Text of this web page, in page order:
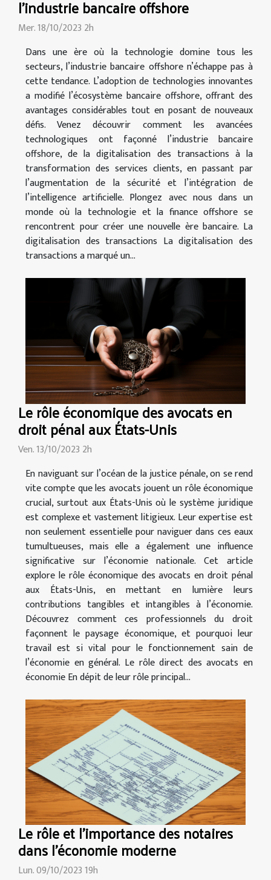
l'industrie bancaire offshore
Mer. 18/10/2023 2h
Dans une ère où la technologie domine tous les
secteurs, l’industrie bancaire offshore n’échappe pas à
cette tendance. L’adoption de technologies innovantes
a modifié l’écosystème bancaire offshore, offrant des
avantages considérables tout en posant de nouveaux
défis. Venez découvrir comment les avancées
technologiques ont façonné l’industrie bancaire
offshore, de la digitalisation des transactions à la
transformation des services clients, en passant par
l’augmentation de la sécurité et l’intégration de
l’intelligence artificielle. Plongez avec nous dans un
monde où la technologie et la finance offshore se
rencontrent pour créer une nouvelle ère bancaire. La
digitalisation des transactions La digitalisation des
transactions a marqué un...
Le rôle économique des avocats en
droit pénal aux États-Unis
Ven. 13/10/2023 2h
En naviguant sur l’océan de la justice pénale, on se rend
vite compte que les avocats jouent un rôle économique
crucial, surtout aux États-Unis où le système juridique
est complexe et vastement litigieux. Leur expertise est
non seulement essentielle pour naviguer dans ces eaux
tumultueuses, mais elle a également une influence
significative sur l’économie nationale. Cet article
explore le rôle économique des avocats en droit pénal
aux États-Unis, en mettant en lumière leurs
contributions tangibles et intangibles à l’économie.
Découvrez comment ces professionnels du droit
façonnent le paysage économique, et pourquoi leur
travail est si vital pour le fonctionnement sain de
l’économie en général. Le rôle direct des avocats en
économie En dépit de leur rôle principal...
Le rôle et l'importance des notaires
dans l'économie moderne
Lun. 09/10/2023 19h